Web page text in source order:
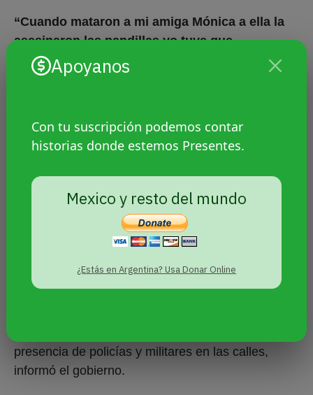
Apoyanos
Con tu suscripción podemos contar
historias donde estemos Presentes.
Mexico y resto del mundo
¿Estás en Argentina? Usa Donar Online
“Cuando mataron a mi amiga Mónica a ella la
asesinaron las pandillas yo tuve que
encerrarme en mi casa, yo pasé alrededor de
siete a ocho meses encerrada en mi cuarto, yo
escuchaba ruidos y percibía que ellos (las
pandillas) iban a buscarme a mí”, dijo Virginia.
Los tipos de violencia que COMCAVIS TRANS
registra en las entrevistas de las victimas son:
amenaza directa en un 36%; lesiones personales,
extorsión en un 18% respectivamente y violación
presencia de policías y militares en las calles,
informó el gobierno.